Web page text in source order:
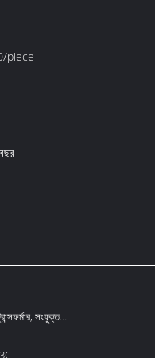
piece
সংযুক্ত